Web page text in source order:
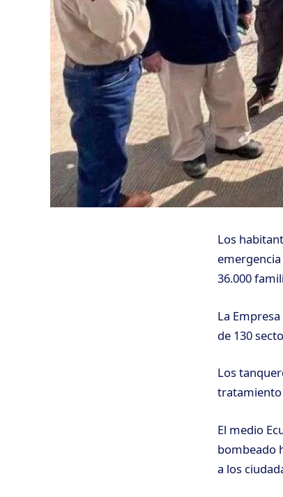
Los
36.000
La
de 130
Los
tratamiento
El medio
bombeado
a los